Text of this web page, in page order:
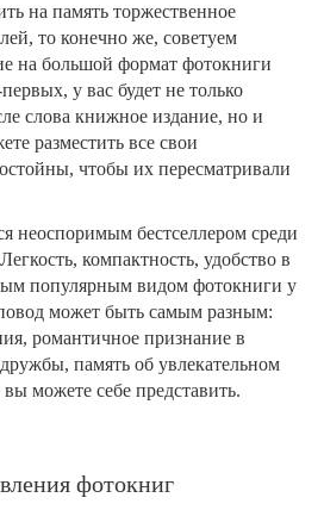
на память торжественное
то конечно же, советуем
на большой формат фотокниги
у вас будет не только
слова книжное издание, но и
разместить все свои
чтобы их пересматривали
неоспоримым бестселлером среди
компактность, удобство в
популярным видом фотокниги у
может быть самым разным:
романтичное признание в
память об увлекательном
можете себе представить.
фотокниг